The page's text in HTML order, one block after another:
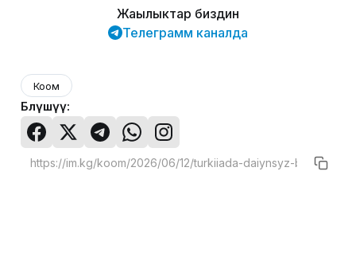
Жаңылыктар биздин
Телеграмм каналда
Коом
Бөлүшүү: